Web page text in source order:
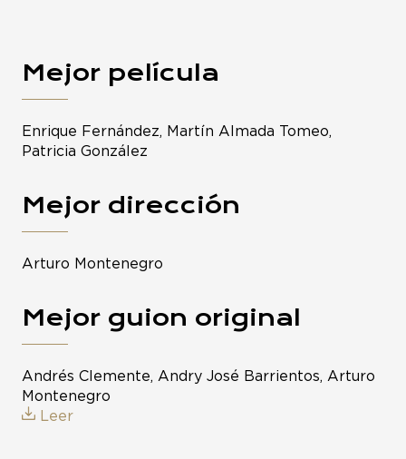
Mejor película
Enrique Fernández, Martín Almada Tomeo,
Patricia González
Mejor dirección
Arturo Montenegro
Mejor guion original
Andrés Clemente, Andry José Barrientos, Arturo
Montenegro
Leer